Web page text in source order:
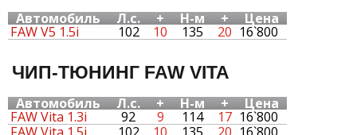
Автомобиль Л.с. + Н-м + Цена
FAW V5 1.5i 102 10 135 20 16`800
ЧИП-ТЮНИНГ FAW VITA
Автомобиль Л.с. + Н-м + Цена
FAW Vita 1.3i 92 9 114 17 16`800